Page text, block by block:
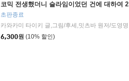
코믹 전생했더니 슬라임이었던 건에 대하여 2
초판종료
6,300원 (10% 할인)